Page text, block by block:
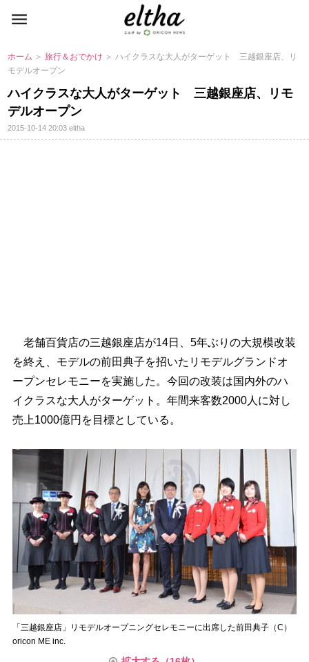
ホーム ＞旅行＆おでかけ ＞ ハイクラスな大人がターゲット 三越銀座店、リ
モデルオープン
ハイクラスな大人がターゲット 三越銀座店、リモ
デルオープン
2015-10-14 20:03eltha
老舗百貨店の三越銀座店が14日、5年ぶりの大規模改装
を終え、モデルの前田典子を招いたリモデルグランドオ
ープンセレモニーを実施した。今回の改装は国内外のハ
イクラスな大人がターゲット。年間来客数2000人に対し
売上1000億円を目標としている。
「三越銀座店」リモデルオープニングセレモニーに出席した前田典子（C）
oricon ME inc.